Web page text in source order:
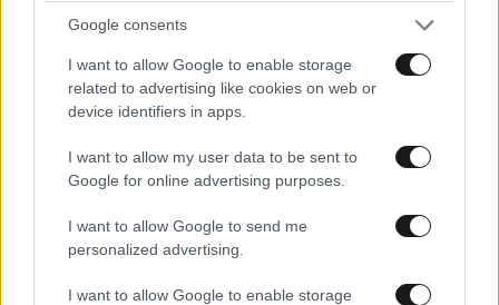
Google consents
I want to allow Google to enable storage
related to advertising like cookies on web or
device identifiers in apps.
I want to allow my user data to be sent to
Google for online advertising purposes.
I want to allow Google to send me
personalized advertising.
I want to allow Google to enable storage
Facebook και Instagram στο εδώλιο: Νέα
δικαστική ήττα για τη Meta με αποζημιώσεις
που αγγίζουν το 1 δισ. δολάρια